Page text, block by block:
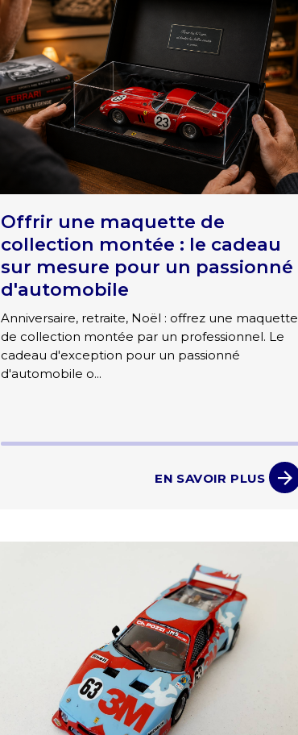
Offrir une maquette de
collection montée : le cadeau
sur mesure pour un passionné
d'automobile
Anniversaire, retraite, Noël : offrez une maquette
de collection montée par un professionnel. Le
cadeau d'exception pour un passionné
d'automobile o...
EN SAVOIR PLUS